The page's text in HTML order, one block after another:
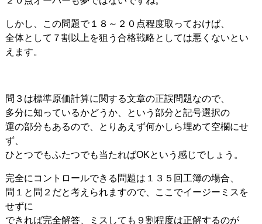
しかし、この問題で１８～２０点程度取っておけば、
全体として７割以上を狙う合格戦略としては悪くないとい
えます。
問３は標準原価計算に関する文章の正誤問題なので、
多分に知っているかどうか、という部分と記号選択の
運の部分もあるので、とりあえず何かしら埋めて空欄にせ
ず、
ひとつでもふたつでも当たればOKという感じでしょう。
完全にコントロールできる問題は１３５回工簿の場合、
問１と問２だと考えられますので、ここでイージーミスを
せずに
できれば完全解答、ミスしても９割程度は正解するのが